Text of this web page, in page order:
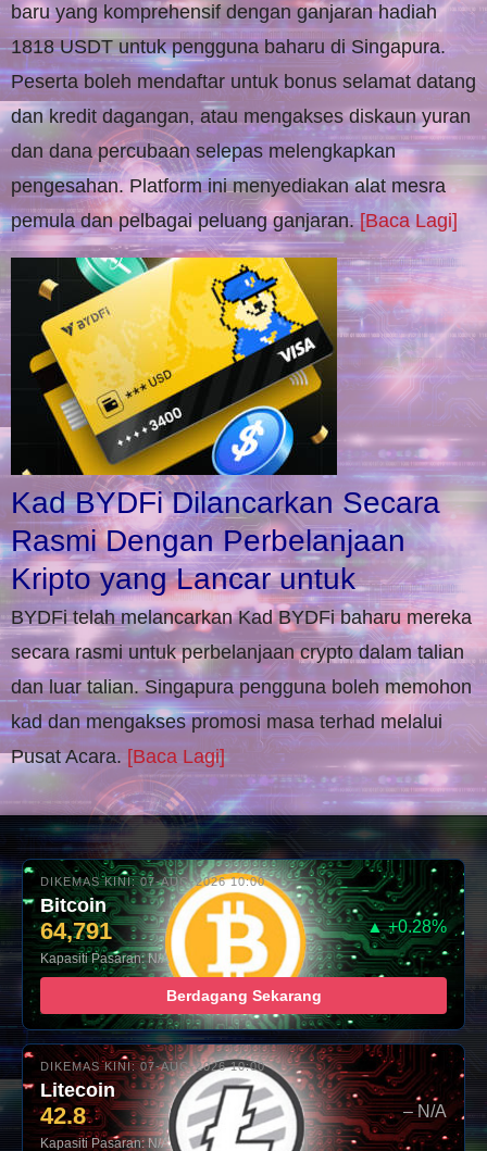
baru yang komprehensif dengan ganjaran hadiah
1818 USDT untuk pengguna baharu di Singapura.
Peserta boleh mendaftar untuk bonus selamat datang
dan kredit dagangan, atau mengakses diskaun yuran
dan dana percubaan selepas melengkapkan
pengesahan. Platform ini menyediakan alat mesra
pemula dan pelbagai peluang ganjaran.[Baca Lagi]
Kad BYDFi Dilancarkan Secara
Rasmi Dengan Perbelanjaan
Kripto yang Lancar untuk
BYDFi telah melancarkan Kad BYDFi baharu mereka
secara rasmi untuk perbelanjaan crypto dalam talian
dan luar talian. Singapura pengguna boleh memohon
kad dan mengakses promosi masa terhad melalui
Pusat Acara. [Baca Lagi]
DIKEMAS KINI: 07-AUG-2026 10:00
Bitcoin
64,791 ▲ +0.28%
Kapasiti Pasaran: N/A
Berdagang Sekarang
DIKEMAS KINI: 07-AUG-2026 10:00
Litecoin
42.8 – N/A
Kapasiti Pasaran: N/A